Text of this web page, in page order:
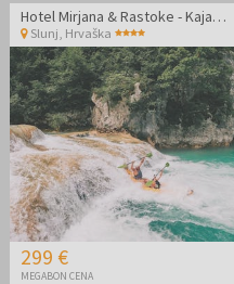
Hotel Mirjana & Rastoke - Kajakaštvo po čudoviti reki Mrežnici
Slunj Hrvaška
299 €
MEGABON CENA